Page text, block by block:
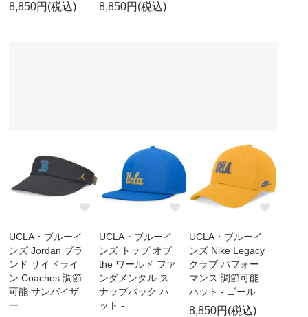
8,850円(税込) 8,850円(税込)
UCLA・ブルーイ
ンズ Jordan ブラ
ンド サイドライ
ン Coaches 調節
可能 サンバイザ
ー
UCLA・ブルーイ
ンズ トップ オブ
the ワールド ファ
ンダメンタル ス
ナップバック ハ
ット -
UCLA・ブルーイ
ンズ Nike Legacy
クラブ パフォー
マンス 調節可能
ハット - ゴール
8,850円(税込)